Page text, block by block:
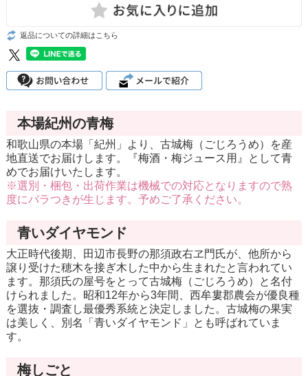
返品についての詳細はこちら
本場紀州の青梅
和歌山県の本場「紀州」より、古城梅（ごじろうめ）を産
地直送でお届けします。『梅酒・梅ジュース用』として青
めでお届けいたします。
※選別・梱包・出荷作業は機械での対応となりますので熟
度にバラつきが生じます。予めご了承ください。
青いダイヤモンド
大正時代後期、田辺市長野の那須政右ヱ門氏が、他所から
譲り受けた穂木を接ぎ木した中から生まれたと言われてい
ます。那須氏の屋号をとって古城梅（ごじろうめ）と名付
けられました。昭和12年から3年間、西牟婁郡農会が優良種
を選抜・調査し最優秀系統と決定しました。古城梅の果実
は美しく、別名「青いダイヤモンド」とも呼ばれていま
す。
梅しごと